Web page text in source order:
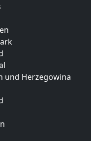
und Herzegowina